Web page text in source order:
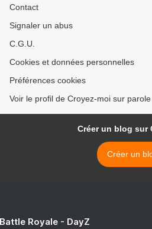
Contact
Signaler un abus
C.G.U.
Cookies et données personnelles
Préférences cookies
Voir le profil de Croyez-moi sur
Créer un blog sur
Créer un
Royale - DayZ